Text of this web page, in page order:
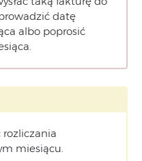
datę
albo poprosić
miesiącu.